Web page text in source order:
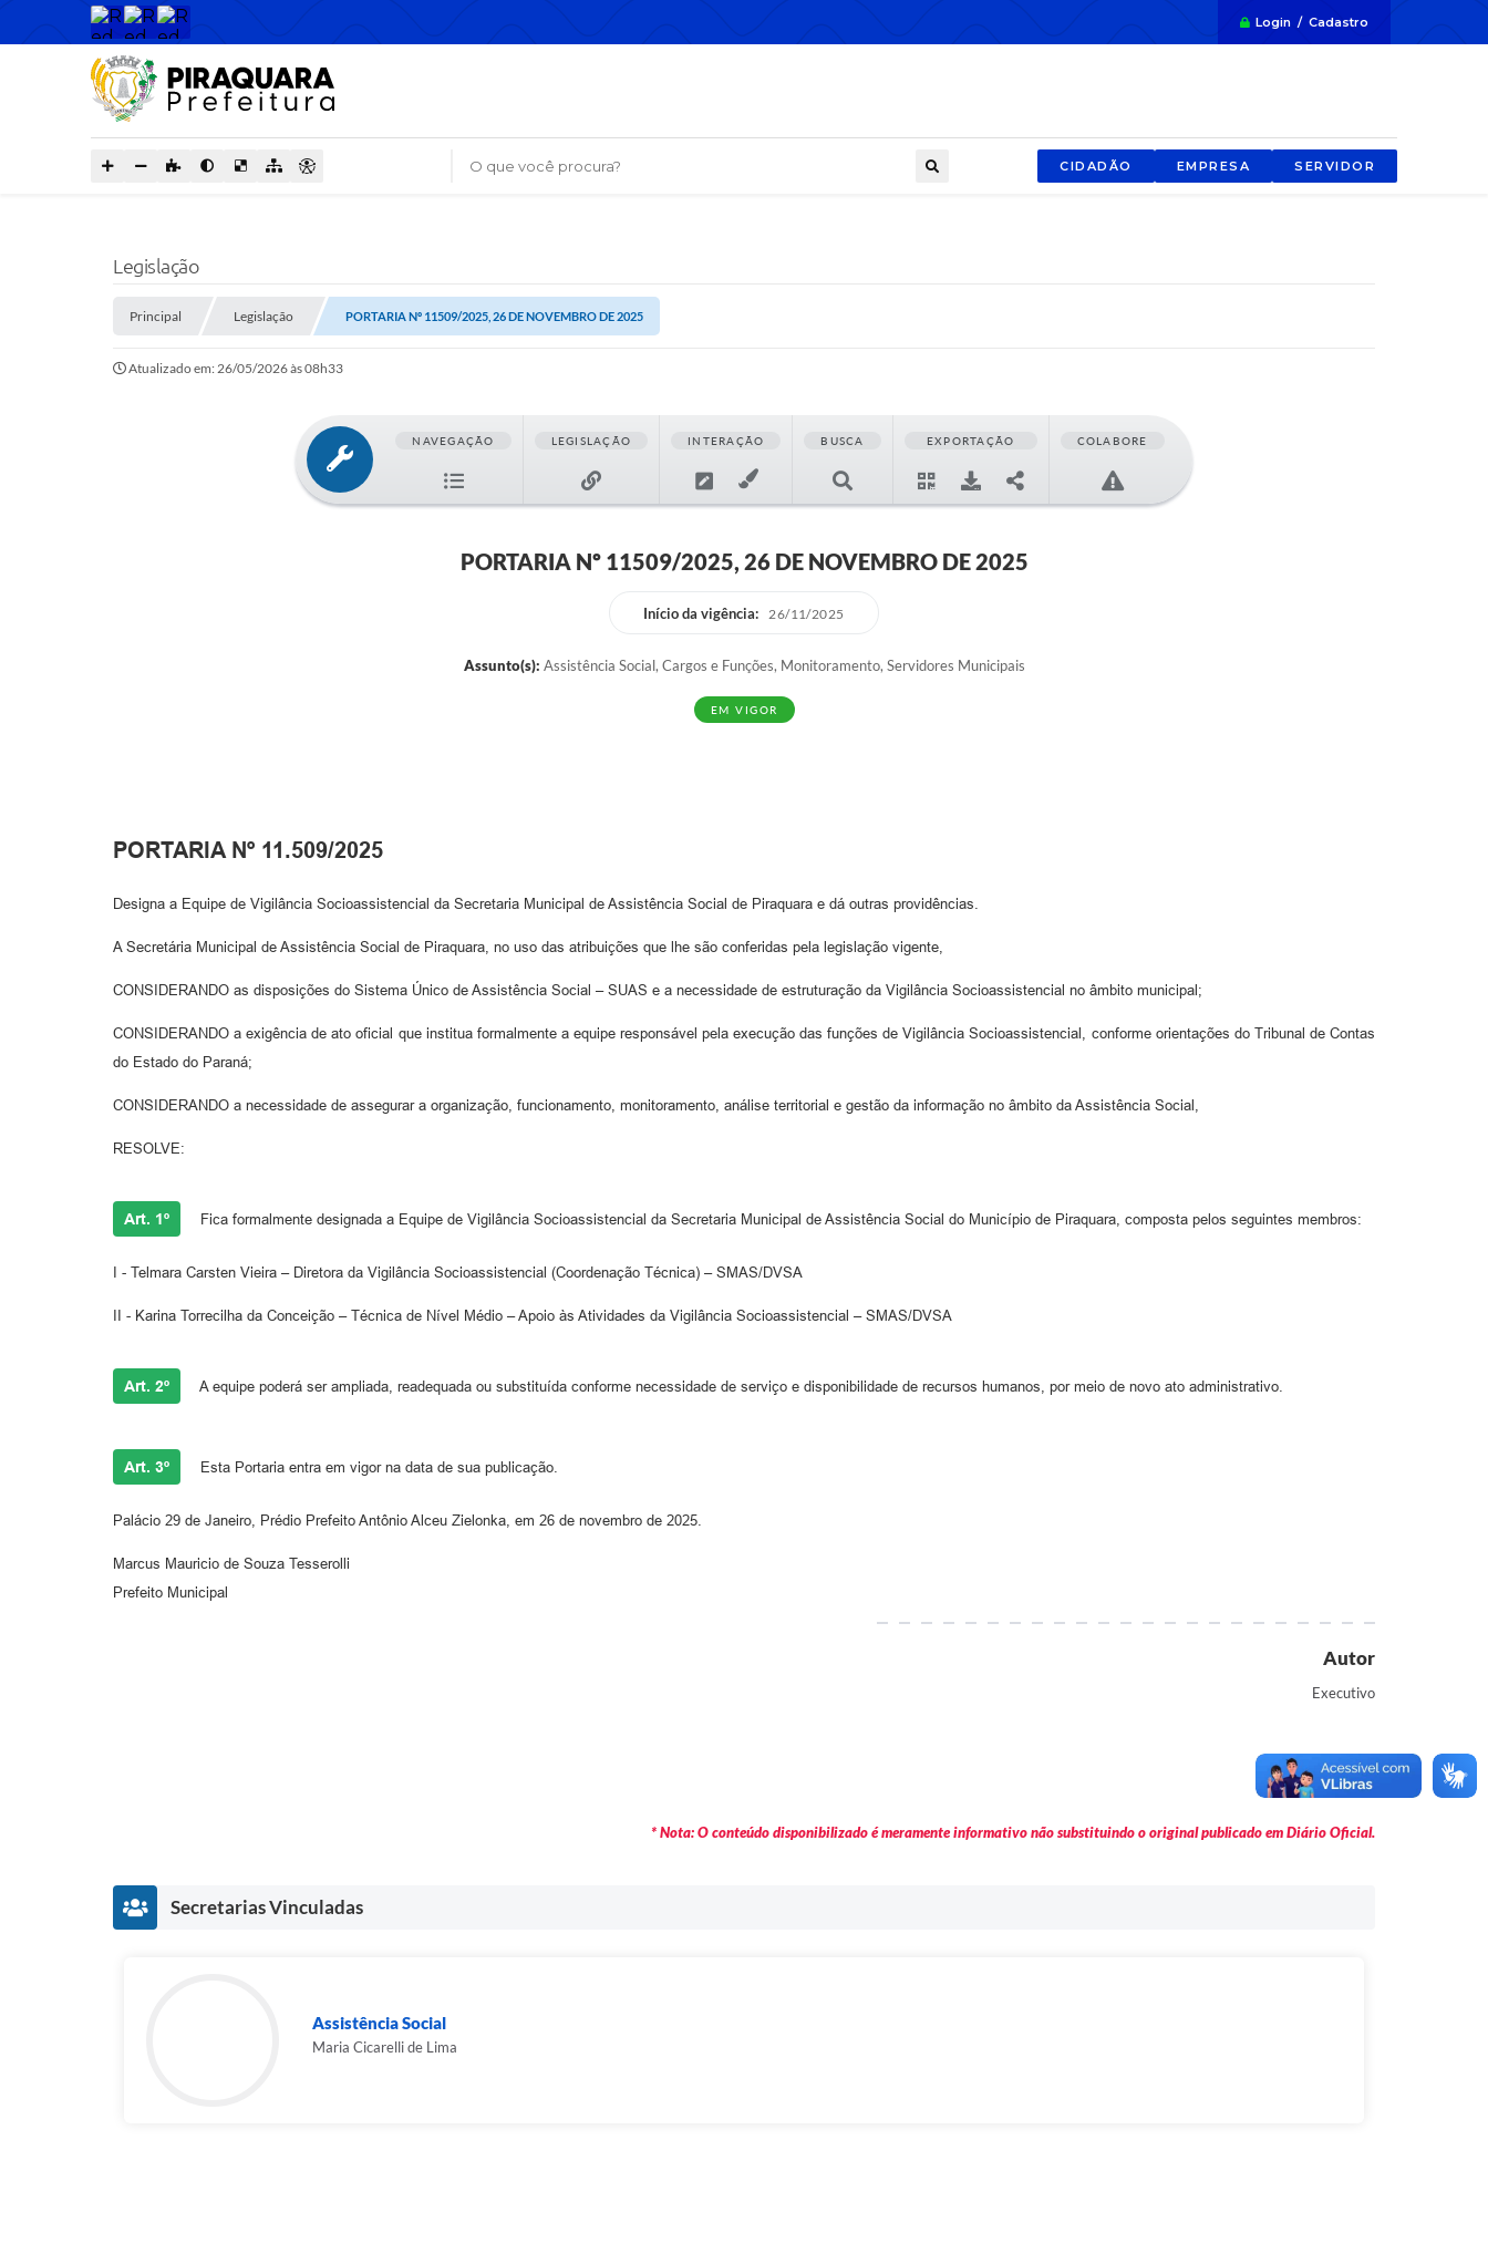
Login / Cadastro
O que você procura? CIDADÃO EMPRESA SERVIDOR
Legislação
Principal Legislação PORTARIA Nº 11509/2025, 26 DE NOVEMBRO DE 2025
Atualizado em: 26/05/2026 às 08h33
NAVEGAÇÃO LEGISLAÇÃO INTERAÇÃO BUSCA EXPORTAÇÃO COLABORE
PORTARIA Nº 11509/2025, 26 DE NOVEMBRO DE 2025
Início da vigência: 26/11/2025
Assunto(s): Assistência Social, Cargos e Funções, Monitoramento, Servidores Municipais
EM VIGOR
PORTARIA Nº 11.509/2025
Designa a Equipe de Vigilância Socioassistencial da Secretaria Municipal de Assistência Social de Piraquara e dá outras providências.
A Secretária Municipal de Assistência Social de Piraquara, no uso das atribuições que lhe são conferidas pela legislação vigente,
CONSIDERANDO as disposições do Sistema Único de Assistência Social – SUAS e a necessidade de estruturação da Vigilância Socioassistencial no âmbito municipal;
CONSIDERANDO a exigência de ato oficial que institua formalmente a equipe responsável pela execução das funções de Vigilância Socioassistencial, conforme orientações do Tribunal de Contas
do Estado do Paraná;
CONSIDERANDO a necessidade de assegurar a organização, funcionamento, monitoramento, análise territorial e gestão da informação no âmbito da Assistência Social,
RESOLVE:
Art. 1º Fica formalmente designada a Equipe de Vigilância Socioassistencial da Secretaria Municipal de Assistência Social do Município de Piraquara, composta pelos seguintes membros:
I - Telmara Carsten Vieira – Diretora da Vigilância Socioassistencial (Coordenação Técnica) – SMAS/DVSA
II - Karina Torrecilha da Conceição – Técnica de Nível Médio – Apoio às Atividades da Vigilância Socioassistencial – SMAS/DVSA
Art. 2º A equipe poderá ser ampliada, readequada ou substituída conforme necessidade de serviço e disponibilidade de recursos humanos, por meio de novo ato administrativo.
Art. 3º Esta Portaria entra em vigor na data de sua publicação.
Palácio 29 de Janeiro, Prédio Prefeito Antônio Alceu Zielonka, em 26 de novembro de 2025.
Marcus Mauricio de Souza Tesserolli
Prefeito Municipal
Autor
Executivo
* Nota: O conteúdo disponibilizado é meramente informativo não substituindo o original publicado em Diário Oficial.
Secretarias Vinculadas
Assistência Social
Maria Cicarelli de Lima